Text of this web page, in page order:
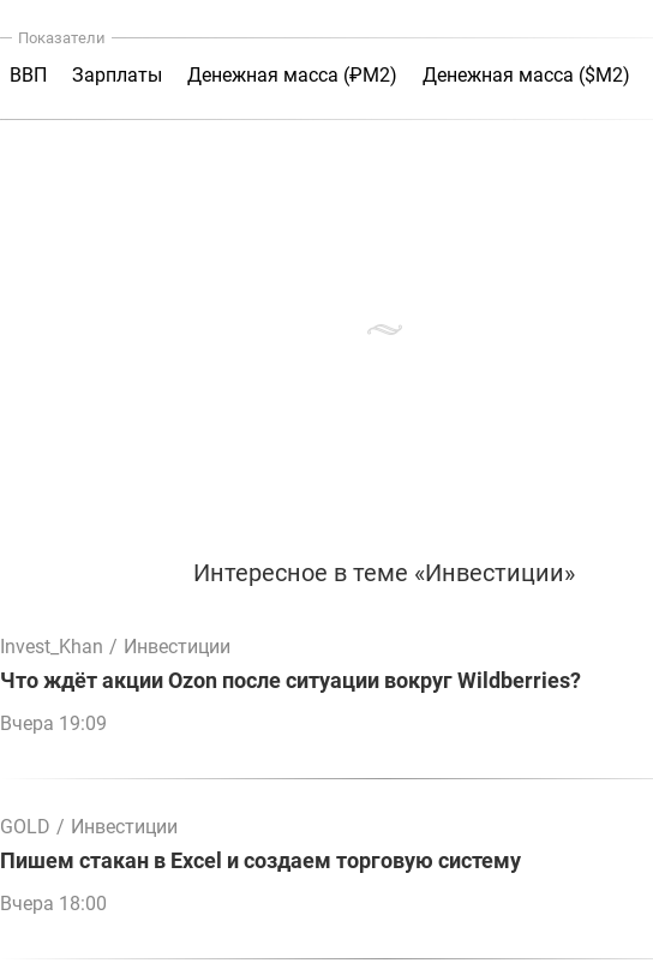
Показатели
ВВП Зарплаты Денежная масса (₽М2) Денежная масса ($М2)
Интересное в теме «Инвестиции»
Invest_Khan / Инвестиции
Что ждёт акции Ozon после ситуации вокруг Wildberries?
Вчера 19:09
GOLD / Инвестиции
Пишем стакан в Excel и создаем торговую систему
Вчера 18:00